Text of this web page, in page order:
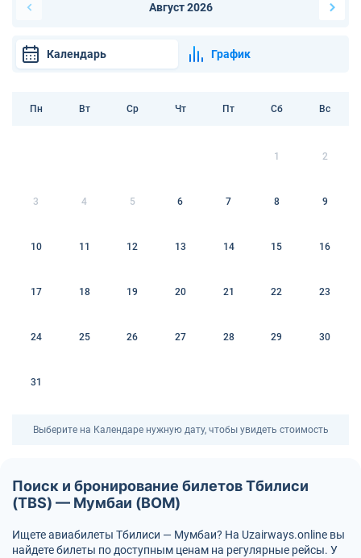
Август 2026
Календарь График
Пн Вт Ср Чт Пт Сб Вс
1 2
3 4 5 6 7 8 9
10 11 12 13 14 15 16
17 18 19 20 21 22 23
24 25 26 27 28 29 30
31
Выберите на Календаре нужную дату, чтобы увидеть стоимость
Поиск и бронирование билетов Тбилиси
(TBS) — Мумбаи (BOM)
Ищете авиабилеты Тбилиси — Мумбаи? На Uzairways.online вы
найдете билеты по доступным ценам на регулярные рейсы. У